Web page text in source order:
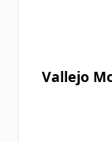
Vallejo